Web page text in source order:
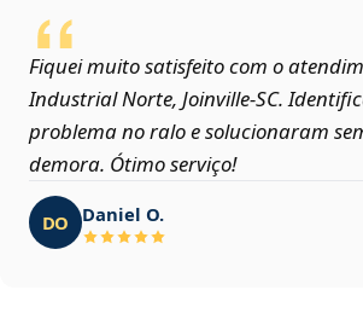
Fiquei muito satisfeito com o
Industrial Norte, Joinville‑SC.
problema no ralo e solucionaram
demora. Ótimo serviço!
DO Daniel O.